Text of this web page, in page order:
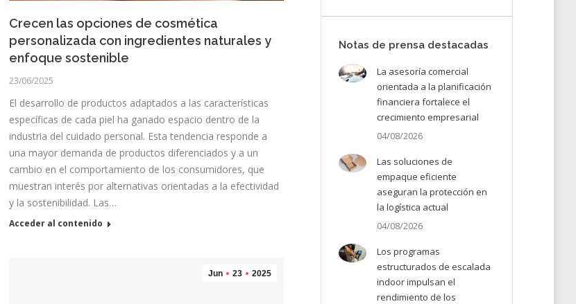
Crecen las opciones de cosmética
personalizada con ingredientes naturales y
enfoque sostenible
23/06/2025
El desarrollo de productos adaptados a las características
específicas de cada piel ha ganado espacio dentro de la
industria del cuidado personal. Esta tendencia responde a
una mayor demanda de productos diferenciados y a un
cambio en el comportamiento de los consumidores, que
muestran interés por alternativas orientadas a la efectividad
y la sostenibilidad. Las…
Acceder al contenido
Jun 23 2025
Notas de prensa destacadas
La asesoría comercial
orientada a la planificación
financiera fortalece el
crecimiento empresarial
04/08/2026
Las soluciones de
empaque eficiente
aseguran la protección en
la logística actual
04/08/2026
Los programas
estructurados de escalada
indoor impulsan el
rendimiento de los